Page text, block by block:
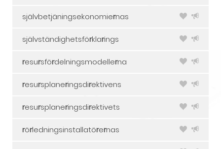
självbetjäningsekonomiernas
självständighetsförklarings
resursfördelningsmodellerna
resursplaneringsdirektivens
resursplaneringsdirektivets
rörledningsinstallatörernas